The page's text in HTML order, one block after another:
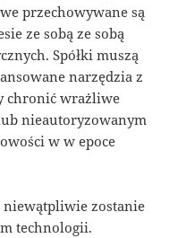
przechowywane są
ze sobą ze sobą
Spółki muszą
narzędzia z
chronić wrażliwe
nieautoryzowanym
w w epoce
zostanie
technologii.